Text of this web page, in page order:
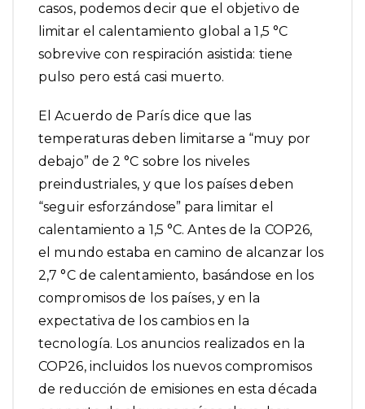
casos, podemos decir que el objetivo de
limitar el calentamiento global a 1,5 °C
sobrevive con respiración asistida: tiene
pulso pero está casi muerto.
ElAcuerdo de Parísdice que las
temperaturas deben limitarse a “muy por
debajo” de 2 °C sobre los niveles
preindustriales, y que los países deben
“seguir esforzándose” para limitar el
calentamiento a 1,5 °C. Antes de la COP26,
el mundo estaba en camino de alcanzar los
2,7 °C de calentamiento, basándose en los
compromisos de los países, y en la
expectativa de los cambios en la
tecnología. Los anuncios realizados en la
COP26, incluidos los nuevos compromisos
de reducción de emisiones en esta década